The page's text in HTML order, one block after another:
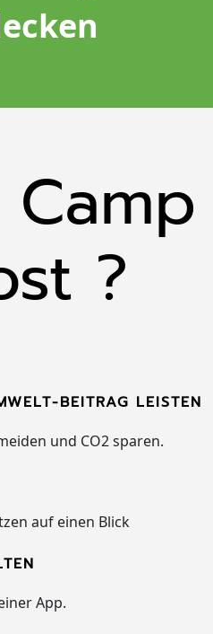
?
BEITRAG LEISTEN
und CO2 sparen.
auf einen Blick
App.